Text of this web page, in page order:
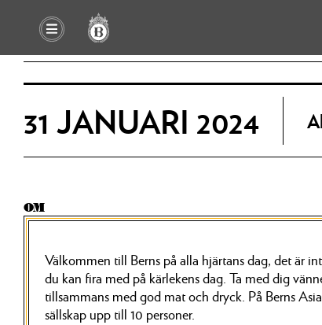
31 JANUARI 2024
OM
Välkommen till Berns på alla hjärtans dag, det är
du kan fira med på kärlekens dag. Ta med dig
tillsammans med god mat och dryck. På Berns
sällskap upp till 10 personer.